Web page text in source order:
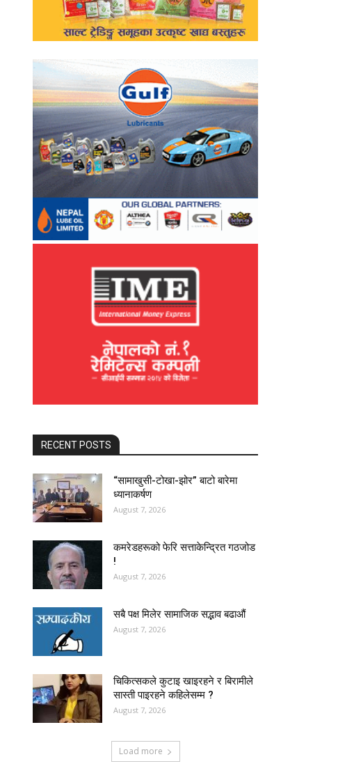
RECENT POSTS
“सामाखुसी-टोखा-झोर” बाटो बारेमा
ध्यानाकर्षण
August 7, 2026
कमरेडहरूको फेरि सत्ताकेन्द्रित गठजोड
!
August 7, 2026
सबै पक्ष मिलेर सामाजिक सद्भाव बढाऔं
August 7, 2026
चिकित्सकले कुटाइ खाइरहने र बिरामीले
सास्ती पाइरहने कहिलेसम्म ?
August 7, 2026
Load more